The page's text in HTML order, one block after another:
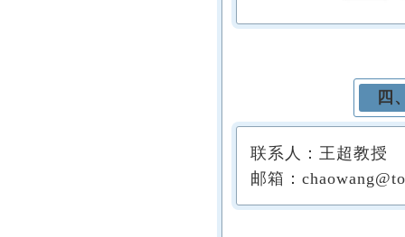
四
联系人：王超教授
邮箱：